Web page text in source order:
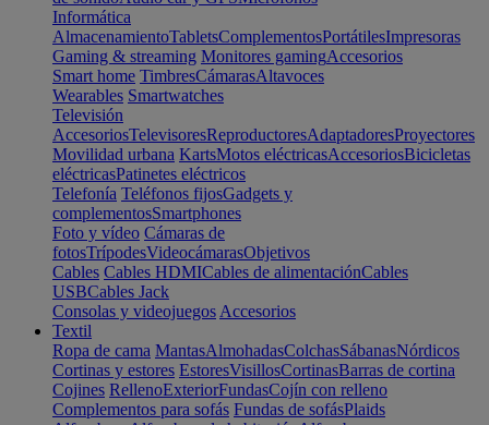
Informática
AlmacenamientoTabletsComplementosPortátilesImpresoras
Gaming & streaming Monitores gamingAccesorios
Smart home TimbresCámarasAltavoces
Wearables Smartwatches
Televisión
AccesoriosTelevisoresReproductoresAdaptadoresProyectores
Movilidad urbana KartsMotos eléctricasAccesoriosBicicletas
eléctricasPatinetes eléctricos
Telefonía Teléfonos fijosGadgets y
complementosSmartphones
Foto y vídeo Cámaras de
fotosTrípodesVideocámarasObjetivos
Cables Cables HDMICables de alimentaciónCables
USBCables Jack
Consolas y videojuegos Accesorios
Textil
Ropa de cama MantasAlmohadasColchasSábanasNórdicos
Cortinas y estores EstoresVisillosCortinasBarras de cortina
Cojines RellenoExteriorFundasCojín con relleno
Complementos para sofás Fundas de sofásPlaids